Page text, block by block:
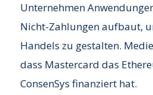
Unternehmen
Nicht-Zahlungen aufbaut,
Handels zu gestalten.
dass Mastercard das
ConsenSys finanziert hat.